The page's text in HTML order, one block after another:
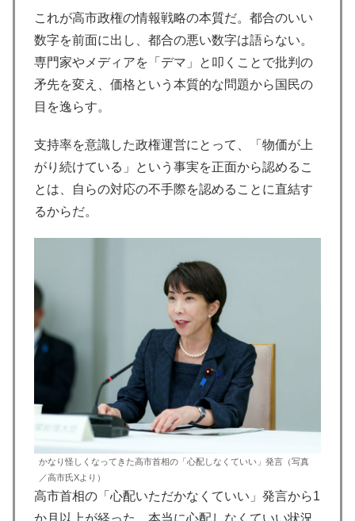
これが高市政権の情報戦略の本質だ。都合のいい
数字を前面に出し、都合の悪い数字は語らない。
専門家やメディアを「デマ」と叩くことで批判の
矛先を変え、価格という本質的な問題から国民の
目を逸らす。
支持率を意識した政権運営にとって、「物価が上
がり続けている」という事実を正面から認めるこ
とは、自らの対応の不手際を認めることに直結す
るからだ。
かなり怪しくなってきた高市首相の「心配しなくていい」発言（写真
／高市氏Xより）
高市首相の「心配いただかなくていい」発言から1